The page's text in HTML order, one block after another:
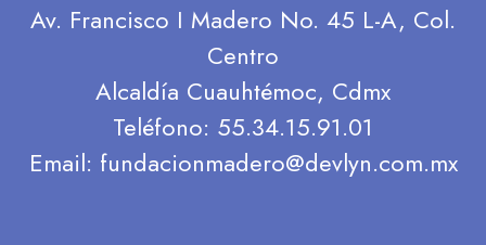
Av. Francisco I Madero No. 45 L-A, Col.
Centro
Alcaldía Cuauhtémoc, Cdmx
Teléfono: 55.34.15.91.01
Email: fundacionmadero@devlyn.com.mx